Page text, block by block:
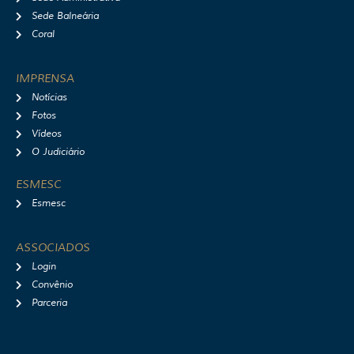
Sede Balneária
Coral
IMPRENSA
Notícias
Fotos
Vídeos
O Judiciário
ESMESC
Esmesc
ASSOCIADOS
Login
Convênio
Parceria